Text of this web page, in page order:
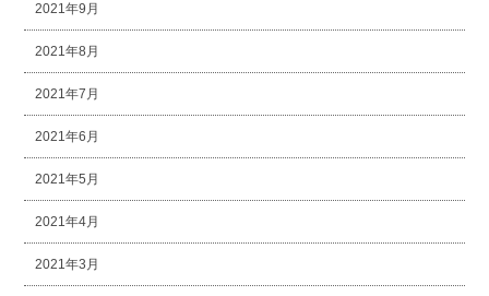
2021年9月
2021年8月
2021年7月
2021年6月
2021年5月
2021年4月
2021年3月